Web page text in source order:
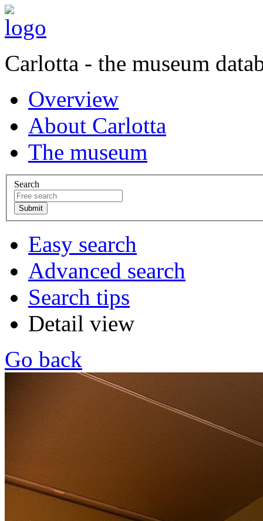
Carlotta - the museum
Overview
About Carlotta
The museum
Search
Easy search
Advanced search
Search tips
Detail view
Go back